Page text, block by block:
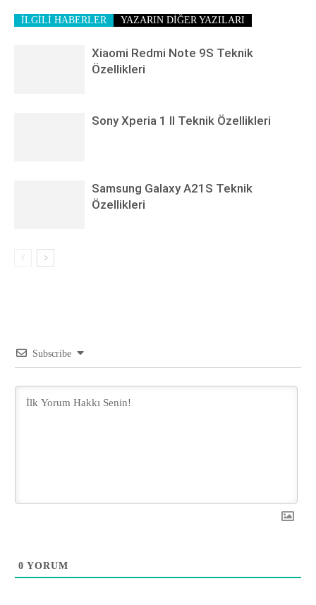
İLGİLİ HABERLER YAZARIN DİĞER YAZILARI
Xiaomi Redmi Note 9S Teknik
Özellikleri
Sony Xperia 1 II Teknik Özellikleri
Samsung Galaxy A21S Teknik
Özellikleri
Subscribe
0 YORUM